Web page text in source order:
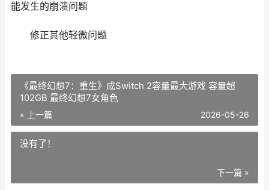
能发生的崩溃问题
修正其他轻微问题
《最终幻想7：重生》成Switch 2容量最大游戏 容量超
102GB 最终幻想7女角色
« 上一篇 2026-05-26
没有了！
下一篇 »